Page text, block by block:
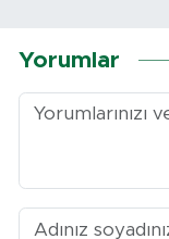
Yorumlar